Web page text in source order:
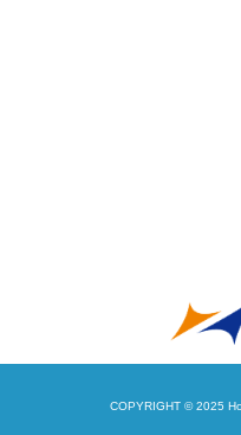
COPYRIGHT © 2025